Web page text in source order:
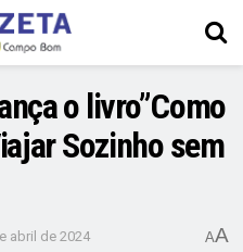
o livro”Como
Sozinho sem
abril de 2024 AA